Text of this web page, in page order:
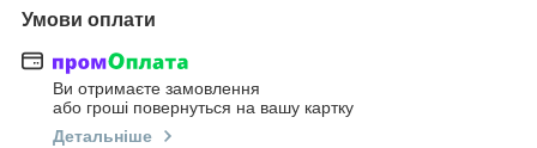
Умови оплати
Ви отримаєте замовлення
або гроші повернуться на вашу картку
Детальніше